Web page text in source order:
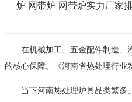
炉 网带炉 网带炉实力厂家
在机械加工、五金配件制造、
的核心保障。《河南省热处理行业
当下河南热处理炉具品类繁多